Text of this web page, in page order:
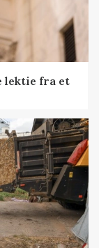
lektie fra et